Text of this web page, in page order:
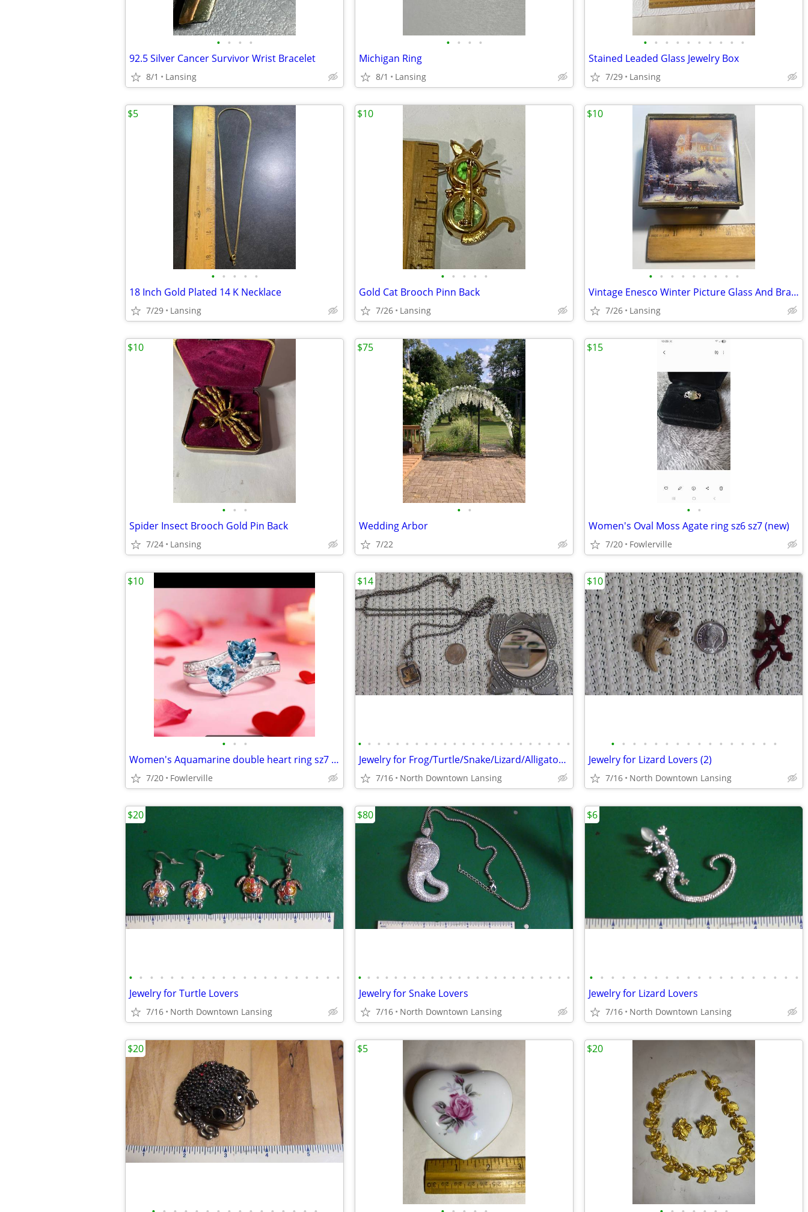
• • • •
92.5 Silver Cancer Survivor Wrist Bracelet
8/1 Lansing
• • • •
Michigan Ring
8/1 Lansing
• • • • • • • • • •
Stained Leaded Glass Jewelry Box
7/29 Lansing
• • • • •
18 Inch Gold Plated 14 K Necklace
7/29 Lansing
$5
• • • • •
Gold Cat Brooch Pinn Back
7/26 Lansing
$10
• • • • • • • • •
Vintage Enesco Winter Picture Glass And Brass Trinket Jewelry Box
7/26 Lansing
$10
• • •
Spider Insect Brooch Gold Pin Back
7/24 Lansing
$10
• •
Wedding Arbor
7/22
$75
• •
Women's Oval Moss Agate ring sz6 sz7 (new)
7/20 Fowlerville
$15
• • •
Women's Aquamarine double heart ring sz7 [new]
7/20 Fowlerville
$10
• • • • • • • • • • • • • • • • • • • • • • •
Jewelry for Frog/Turtle/Snake/Lizard/Alligator Lovers
7/16 North Downtown Lansing
$14
• • • • • • • • • • • • • • • •
Jewelry for Lizard Lovers (2)
7/16 North Downtown Lansing
$10
• • • • • • • • • • • • • • • • • • • • •
Jewelry for Turtle Lovers
7/16 North Downtown Lansing
$20
• • • • • • • • • • • • • • • • • • • • • • • •
Jewelry for Snake Lovers
7/16 North Downtown Lansing
$80
• • • • • • • • • • • • • • • • • • • •
Jewelry for Lizard Lovers
7/16 North Downtown Lansing
$6
$20 $5 $20